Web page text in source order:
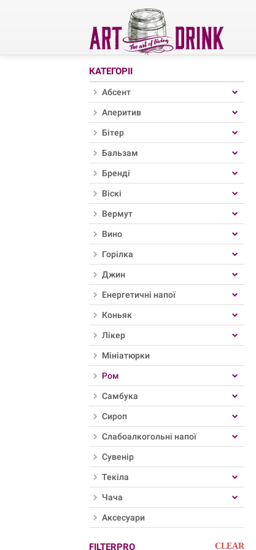
КАТЕГОРІЇ
Абсент
Аперитив
Бітер
Бальзам
Бренді
Віскі
Вермут
Вино
Горілка
Джин
Енергетичні напої
Коньяк
Лікер
Мініатюрки
Ром
Самбука
Сироп
Слабоалкогольні напої
Сувенір
Текіла
Чача
Аксесуари
FILTERPRO CLEAR